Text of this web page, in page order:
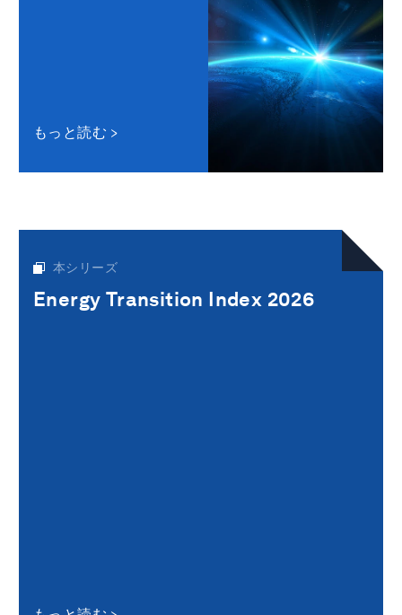
もっと読む
本シリーズ
Energy Transition Index 2026